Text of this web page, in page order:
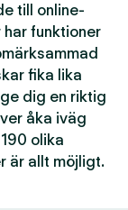
till online-
funktioner
fika lika
dig en riktig
åka iväg
olika
är allt möjligt.